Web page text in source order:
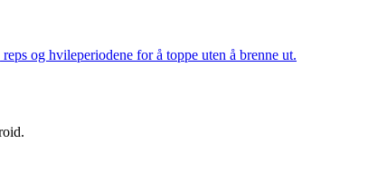
og hvileperiodene for å toppe uten å brenne ut.